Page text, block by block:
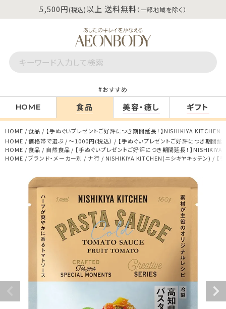
5,500円(税込)以上 送料無料 （一部地域を除く）
おすすめ
HOME 食品 美容・癒し ギフト
HOME 食品
【手ぬぐいプレゼントご好評につき期間延長！】NISHIKIYA
HOME
価格帯で選ぶ ～1000円(税込）
【手ぬぐいプレゼントご好評につき期間
HOME
食品 自然食品
【手ぬぐいプレゼントご好評につき期間延長！】
HOME
ブランド・メーカー別 ナ行 NISHIKIYA KITCHEN(ニシキヤキッチン) 【